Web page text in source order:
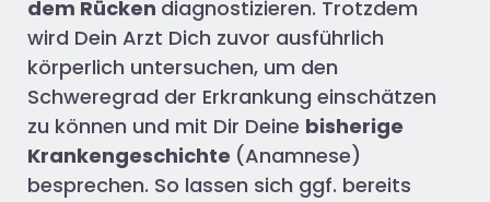
dem Rücken diagnostizieren. Trotzdem
wird Dein Arzt Dich zuvor ausführlich
körperlich untersuchen, um den
Schweregrad der Erkrankung einschätzen
zu können und mit Dir Deine bisherige
Krankengeschichte (Anamnese)
besprechen. So lassen sich ggf. bereits